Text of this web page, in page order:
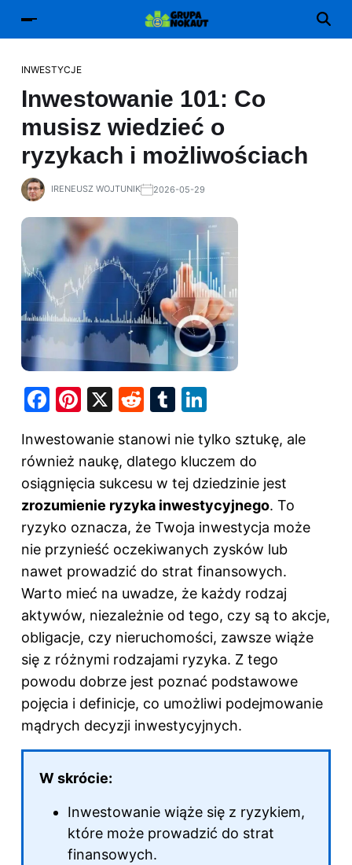
INWESTYCJE
Inwestowanie 101: Co
musisz wiedzieć o
ryzykach i możliwościach
IRENEUSZ WOJTUNIK 2026-05-29
F
c
e
b
o
o
k
Pi
er
e
st
X
R
d
di
t
T
m
bl
r
k
e
dI
n
Inwestowanie stanowi nie tylko sztukę, ale
również naukę, dlatego kluczem do
osiągnięcia sukcesu w tej dziedzinie jest
zrozumienie ryzyka inwestycyjnego. To
ryzyko oznacza, że Twoja inwestycja może
nie przynieść oczekiwanych zysków lub
nawet prowadzić do strat finansowych.
Warto mieć na uwadze, że każdy rodzaj
aktywów, niezależnie od tego, czy są to akcje,
obligacje, czy nieruchomości, zawsze wiąże
się z różnymi rodzajami ryzyka. Z tego
powodu dobrze jest poznać podstawowe
pojęcia i definicje, co umożliwi podejmowanie
mądrych decyzji inwestycyjnych.
W skrócie:
Inwestowanie wiąże się z ryzykiem,
które może prowadzić do strat
finansowych.